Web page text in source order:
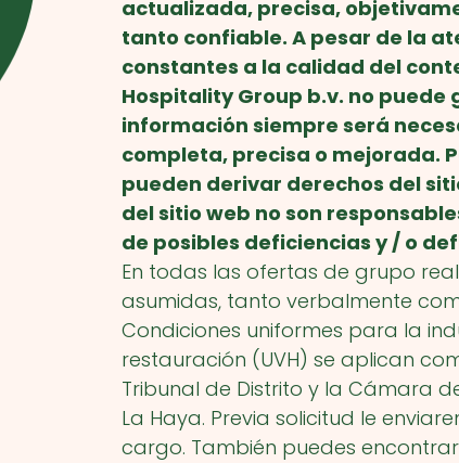
actualizada, precisa,
tanto confiable. A pesar de la
constantes a la calidad del
Hospitality Group b.v. no puede
información siempre será
completa, precisa o mejorada.
pueden derivar derechos del
del sitio web no son
de posibles deficiencias y / o
En todas las ofertas de grupo
asumidas, tanto verbalmente
Condiciones uniformes para la
restauración (UVH) se aplican
Tribunal de Distrito y la Cámara
La Haya. Previa solicitud le
cargo. También puedes